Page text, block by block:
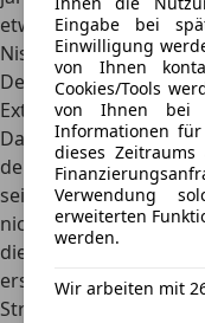
etwa 40 Euro fällig.
Nissan Cedric kostet
Design
Exterieur
Das äußere Design
dem Zeitgeist äußerst
seine vielen
nicht nur Front- und
die Rückleuchten sind
erstrahlen mit
Streuglasscheinwerfer
Eingabe bei
Einwilligung
von Ihnen
Cookies/Tools
von Ihnen bei
Informationen
dieses
Verwendung
erweiterten
werden.
Wir arbeiten mit